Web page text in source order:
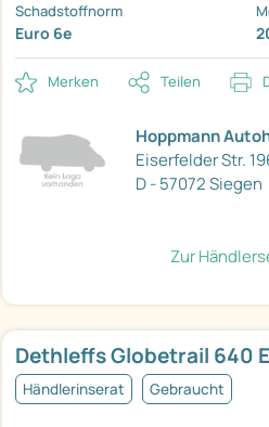
Schadstoffnorm
Euro 6e
Merken Teilen
Hoppmann
Eiserfelder Str.
D - 57072 Siegen
Zur
Dethleffs Globetrail 640
Händlerinserat Gebraucht